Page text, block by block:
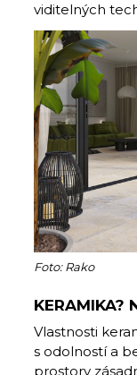
viditelných
Foto: Rako
KERAMIKA?
Vlastnosti
s odolností a
prostory